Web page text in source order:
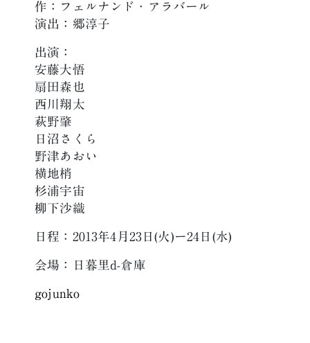
作：フェルナンド・アラバール
演出：郷淳子
出演：
安藤大悟
扇田森也
西川翔太
萩野肇
日沼さくら
野津あおい
横地梢
杉浦宇宙
柳下沙織
日程：2013年4月23日(火)ー24日(水)
会場：日暮里d-倉庫
gojunko